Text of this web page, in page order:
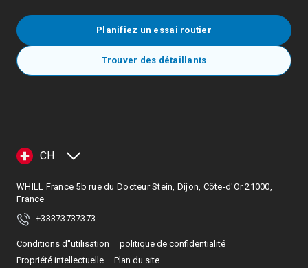
Planifiez un essai routier
Trouver des détaillants
CH
WHILL France 5b rue du Docteur Stein, Dijon, Côte-d'Or 21000,
France
+33373737373
Conditions d''utilisation
politique de confidentialité
Propriété intellectuelle
Plan du site